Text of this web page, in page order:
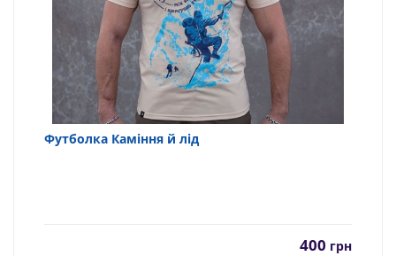
Футболка Каміння й лід
400 грн